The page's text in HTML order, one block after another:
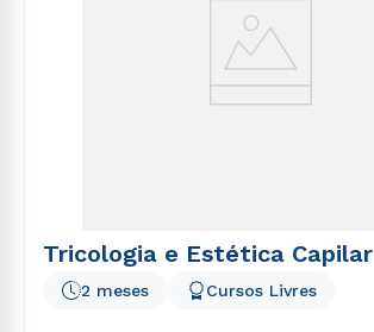
Tricologia e Estética Capilar
2 meses Cursos Livres